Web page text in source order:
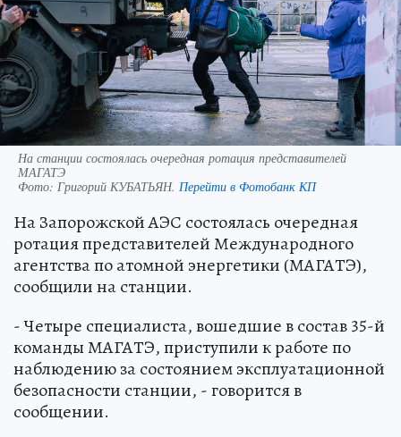
На станции состоялась очередная ротация представителей
МАГАТЭ
Фото: Григорий КУБАТЬЯН. Перейти в Фотобанк КП
На Запорожской АЭС состоялась очередная
ротация представителей Международного
агентства по атомной энергетики (МАГАТЭ),
сообщили на станции.
- Четыре специалиста, вошедшие в состав 35-й
команды МАГАТЭ, приступили к работе по
наблюдению за состоянием эксплуатационной
безопасности станции, - говорится в
сообщении.